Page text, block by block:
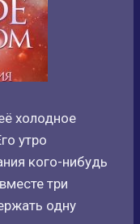
холодное
утро
кого-нибудь
три
одну